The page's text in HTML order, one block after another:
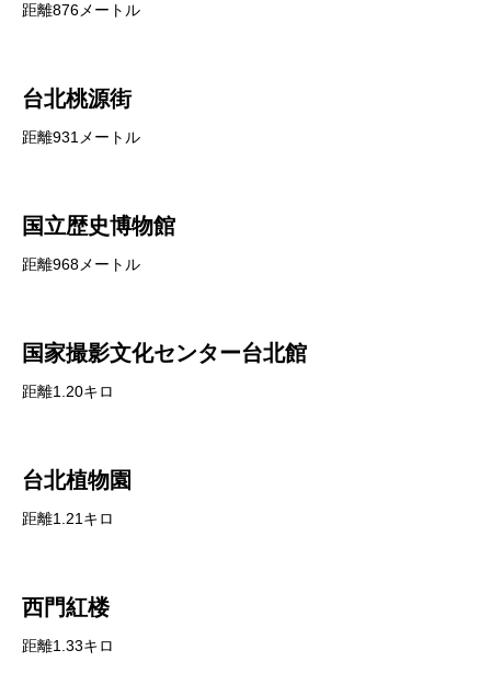
距離876メートル
台北桃源街
距離931メートル
国立歴史博物館
距離968メートル
国家撮影文化センター台北館
距離1.20キロ
台北植物園
距離1.21キロ
西門紅楼
距離1.33キロ